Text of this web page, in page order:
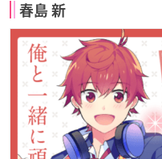
春島 新